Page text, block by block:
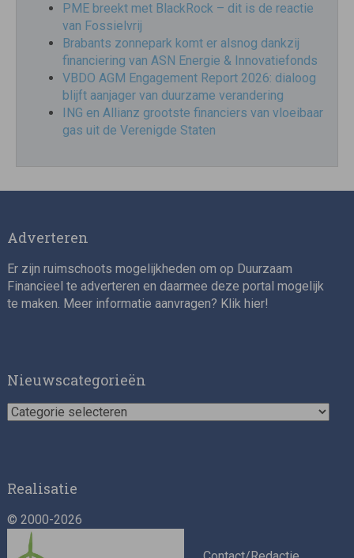
PME breekt met BlackRock – dit is de reactie
van Fossielvrij
Brabants zonnepark komt er alsnog dankzij
financiering van ASN Energie & Innovatiefonds
VBDO AGM Engagement Report 2026: dialoog
blijft aanjager van duurzame verandering
ING en Allianz grootste financiers van vloeibaar
gas uit de Verenigde Staten
Adverteren
Er zijn ruimschoots mogelijkheden om op Duurzaam
Financieel te adverteren en daarmee deze portal mogelijk
te maken. Meer informatie aanvragen? Klik hier!
Nieuwscategorieën
Nieuwscategorieën
Realisatie
© 2000-2026